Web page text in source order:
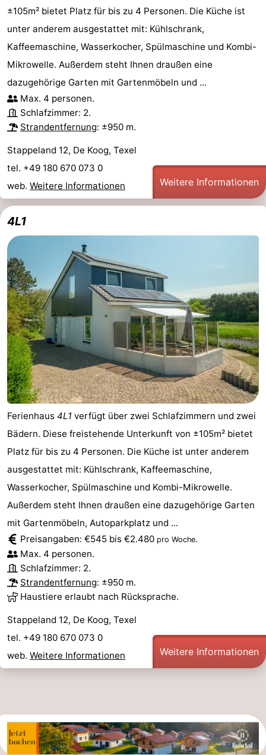
±105m² bietet Platz für bis zu 4 Personen. Die Küche ist
unter anderem ausgestattet mit: Kühlschrank,
Kaffeemaschine, Wasserkocher, Spülmaschine und Kombi-
Mikrowelle. Außerdem steht Ihnen draußen eine
dazugehörige Garten mit Gartenmöbeln und ...
Max. 4 personen.
Schlafzimmer: 2.
Strandentfernung: ±950 m.
Stappeland 12, De Koog, Texel
tel. +49 180 670 073 0
web. Weitere Informationen Weitere Informationen
4L1
Ferienhaus 4L1 verfügt über zwei Schlafzimmern und zwei
Bädern. Diese freistehende Unterkunft von ±105m² bietet
Platz für bis zu 4 Personen. Die Küche ist unter anderem
ausgestattet mit: Kühlschrank, Kaffeemaschine,
Wasserkocher, Spülmaschine und Kombi-Mikrowelle.
Außerdem steht Ihnen draußen eine dazugehörige Garten
mit Gartenmöbeln, Autoparkplatz und ...
Preisangaben: €545 bis €2.480 pro Woche.
Max. 4 personen.
Schlafzimmer: 2.
Strandentfernung: ±950 m.
Haustiere erlaubt nach Rücksprache.
Stappeland 12, De Koog, Texel
tel. +49 180 670 073 0
web. Weitere Informationen Weitere Informationen